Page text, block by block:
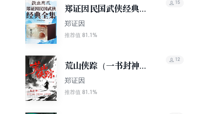
郑证因民国武侠经典全
集（套装共37册）
郑证因
推荐值 81.1%
15
荒山侠踪（一书封神！
他写的江湖，没有花
招，只有杀招）
郑证因
推荐值 81.1%
12